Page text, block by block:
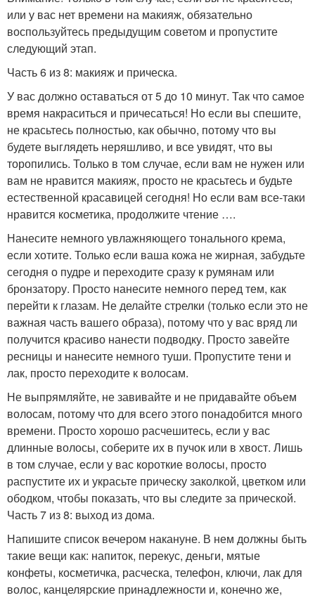
или у вас нет времени на макияж, обязательно
воспользуйтесь предыдущим советом и пропустите
следующий этап.
Часть 6 из 8: макияж и прическа.
У вас должно оставаться от 5 до 10 минут. Так что самое
время накраситься и причесаться! Но если вы спешите,
не красьтесь полностью, как обычно, потому что вы
будете выглядеть неряшливо, и все увидят, что вы
торопились. Только в том случае, если вам не нужен или
вам не нравится макияж, просто не красьтесь и будьте
естественной красавицей сегодня! Но если вам все-таки
нравится косметика, продолжите чтение ….
Нанесите немного увлажняющего тонального крема,
если хотите. Только если ваша кожа не жирная, забудьте
сегодня о пудре и переходите сразу к румянам или
бронзатору. Просто нанесите немного перед тем, как
перейти к глазам. Не делайте стрелки (только если это не
важная часть вашего образа), потому что у вас вряд ли
получится красиво нанести подводку. Просто завейте
ресницы и нанесите немного туши. Пропустите тени и
лак, просто переходите к волосам.
Не выпрямляйте, не завивайте и не придавайте объем
волосам, потому что для всего этого понадобится много
времени. Просто хорошо расчешитесь, если у вас
длинные волосы, соберите их в пучок или в хвост. Лишь
в том случае, если у вас короткие волосы, просто
распустите их и украсьте прическу заколкой, цветком или
ободком, чтобы показать, что вы следите за прической.
Часть 7 из 8: выход из дома.
Напишите список вечером накануне. В нем должны быть
такие вещи как: напиток, перекус, деньги, мятые
конфеты, косметичка, расческа, телефон, ключи, лак для
волос, канцелярские принадлежности и, конечно же,